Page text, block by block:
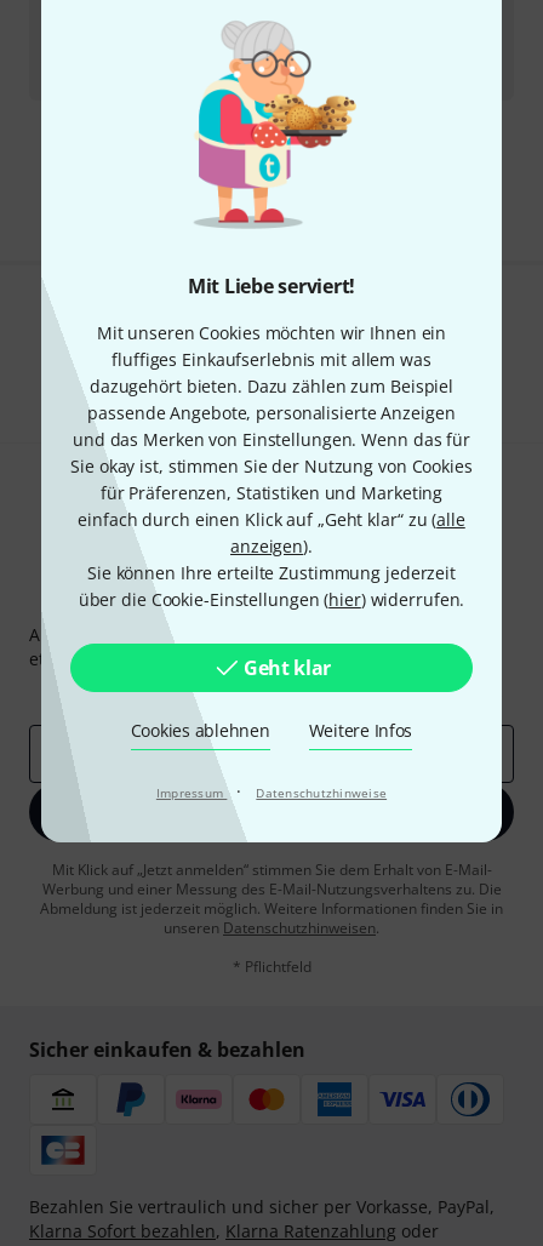
Mit Liebe serviert!
Mit unseren Cookies möchten wir Ihnen ein
fluffiges Einkaufserlebnis mit allem was
dazugehört bieten. Dazu zählen zum Beispiel
passende Angebote, personalisierte Anzeigen
und das Merken von Einstellungen. Wenn das für
Sie okay ist, stimmen Sie der Nutzung von Cookies
für Präferenzen, Statistiken und Marketing
einfach durch einen Klick auf „Geht klar“ zu (alle
anzeigen).
Sie können Ihre erteilte Zustimmung jederzeit
über die Cookie-Einstellungen (hier) widerrufen.
Geht klar
Cookies ablehnen Weitere Infos
Impressum · Datenschutzhinweise
Sofort lieferbar
CHF
Kostenloser Versand ab 199 CHF
Alle Preise inkl. MwSt.
Gefällt Ihnen, was Sie sehen?
Teilen Hilfe & Feedback
Thomann Newsletter
Abonniere den Thomann Newsletter und gewinne mit
etwas Glück einen von
50 Gutscheinen 50€
Inspirierende Beiträge
Deals Thomann Insights
E-Mail-Adresse*
Jetzt anmelden
Mit Klick auf „Jetzt anmelden“ stimmen Sie dem Erhalt von E-Mail-
Werbung und einer Messung des E-Mail-Nutzungsverhaltens zu. Die
Abmeldung ist jederzeit möglich. Weitere Informationen finden Sie in
unseren Datenschutzhinweisen.
* Pflichtfeld
Sicher einkaufen & bezahlen
Bezahlen Sie vertraulich und sicher per Vorkasse, PayPal,
Klarna Sofort bezahlen, Klarna Ratenzahlung oder